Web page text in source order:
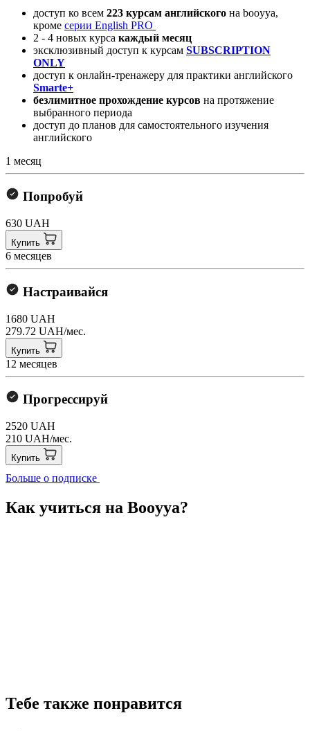
доступ ко всем 223 курсам английского на booyya,
кроме серии English PRO
2 - 4 новых курса каждый месяц
эксклюзивный доступ к курсам SUBSCRIPTION
ONLY
доступ к онлайн-тренажеру для практики английского
Smarte+
безлимитное прохождение курсов на протяжение
выбранного периода
доступ до планов для самостоятельного изучения
английского
1 месяц
Попробуй
630 UAH
Купить
6 месяцев
Настраивайся
1680 UAH
279.72 UAH/мес.
Купить
12 месяцев
Прогрессируй
2520 UAH
210 UAH/мес.
Купить
Больше о подписке
Как учиться на Booyya?
Тебе также понравится